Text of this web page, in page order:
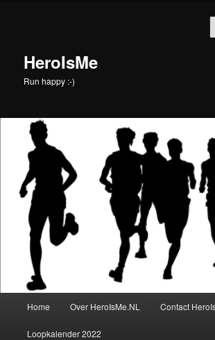
inhoudHeroIsMe
Run happy :-)
Home Over HeroIsMe.NL Contact
Loopkalender 2022